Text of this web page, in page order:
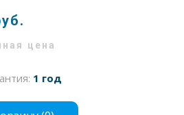
цена
1 год